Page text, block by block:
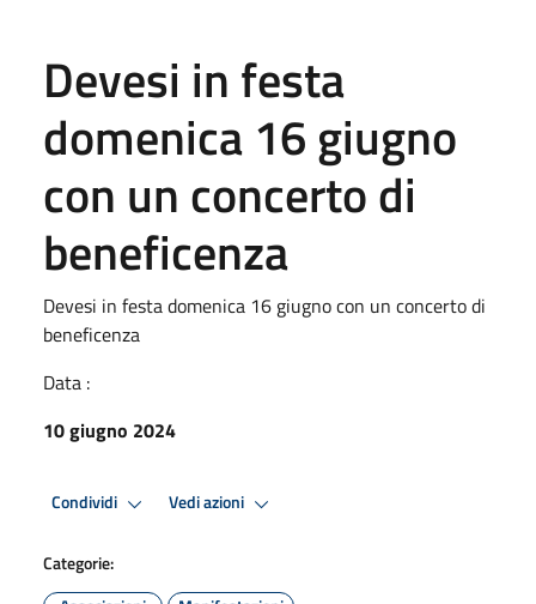
Devesi in festa
domenica 16 giugno
con un concerto di
beneficenza
Devesi in festa domenica 16 giugno con un concerto di
beneficenza
Data :
10 giugno 2024
Condividi Vedi azioni
Categorie: